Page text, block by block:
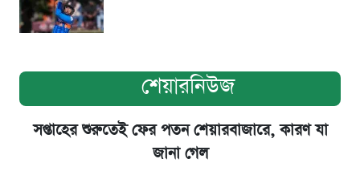
শেয়ারনিউজ
সপ্তাহের শুরুতেই ফের পতন শেয়ারবাজারে, কারণ যা
জানা গেল